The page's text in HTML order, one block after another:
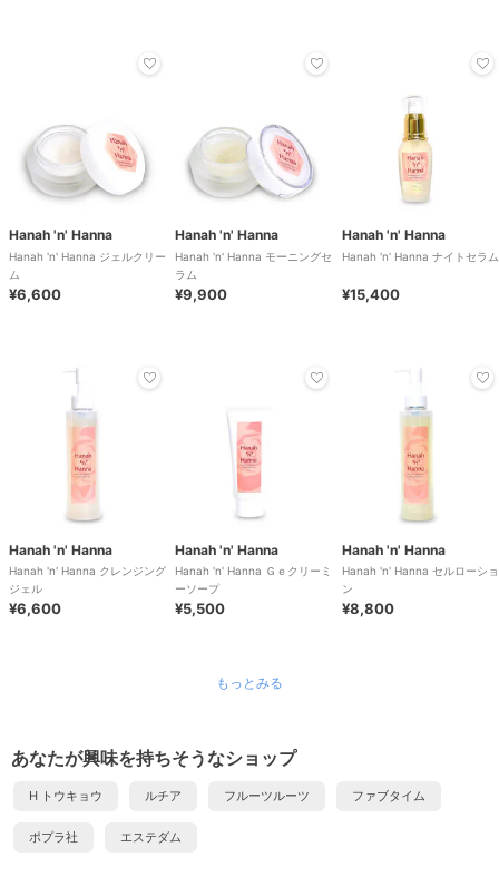
Hanah 'n' Hanna
Hanah 'n' Hanna ジェルクリー
ム
¥6,600
Hanah 'n' Hanna
Hanah 'n' Hanna モーニングセ
ラム
¥9,900
Hanah 'n' Hanna
Hanah 'n' Hanna ナイトセラム
¥15,400
Hanah 'n' Hanna
Hanah 'n' Hanna クレンジング
ジェル
¥6,600
Hanah 'n' Hanna
Hanah 'n' Hanna Ｇｅクリーミ
ーソープ
¥5,500
Hanah 'n' Hanna
Hanah 'n' Hanna セルローショ
ン
¥8,800
もっとみる
あなたが興味を持ちそうなショップ
H トウキョウ ルチア フルーツルーツ ファブタイム
ポプラ社 エステダム